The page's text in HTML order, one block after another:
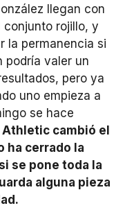
llegan con
conjunto rojillo, y
la permanencia si
podría valer un
pero ya
uno empieza a
se hace
cambió el
ha cerrado la
se pone toda la
alguna pieza